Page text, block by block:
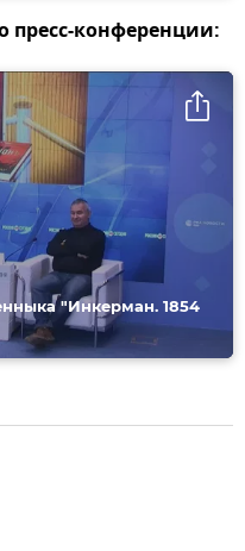
пресс-конференции:
"Инкерман. 1854